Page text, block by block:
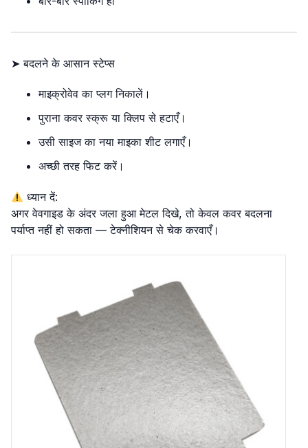
➤ बदलने के आसान स्टेप्स
माइक्रोवेव का प्लग निकालें।
पुराना कवर स्क्रू या क्लिप से हटाएँ।
उसी साइज का नया माइका शीट लगाएँ।
अच्छी तरह फिट करें।
ध्यान दें:
अगर वेवगाइड के अंदर जला हुआ मेटल दिखे, तो केवल कवर बदलना
पर्याप्त नहीं हो सकता — टेक्नीशियन से चेक करवाएँ।